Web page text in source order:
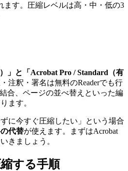
ます。圧縮レベルは高・中・低の3
」と「Acrobat Pro / Standard（有
注釈・署名は無料のReaderでも行
合、ページの並べ替えといった編
ます。
に今すぐ圧縮したい」という場合
代替が使えます。まずはAcrobat
きましょう。
する手順